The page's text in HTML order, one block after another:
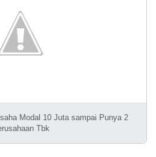
Modal 10 Juta sampai Punya 2
Tbk